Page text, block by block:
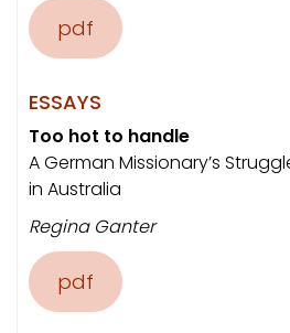
pdf
ESSAYS
Too hot to handle
A German Missionary’s
in Australia
Regina Ganter
pdf